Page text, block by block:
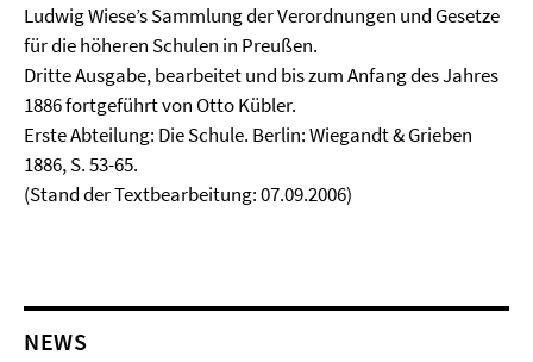
Ludwig Wiese’s Sammlung der Verordnungen und Gesetze
für die höheren Schulen in Preußen.
Dritte Ausgabe, bearbeitet und bis zum Anfang des Jahres
1886 fortgeführt von Otto Kübler.
Erste Abteilung: Die Schule. Berlin: Wiegandt & Grieben
1886, S. 53-65.
(Stand der Textbearbeitung: 07.09.2006)
NEWS